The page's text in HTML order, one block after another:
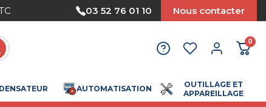
Paiement sécurisé
03 52 76 01 10 Nous contacter
0
AUTOMATISATION
OUTILLAGE ET
APPAREILLAGE